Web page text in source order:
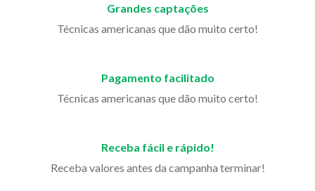
Grandes captações
Técnicas americanas que dão muito certo!
Pagamento facilitado
Técnicas americanas que dão muito certo!
Receba fácil e rápido!
Receba valores antes da campanha terminar!